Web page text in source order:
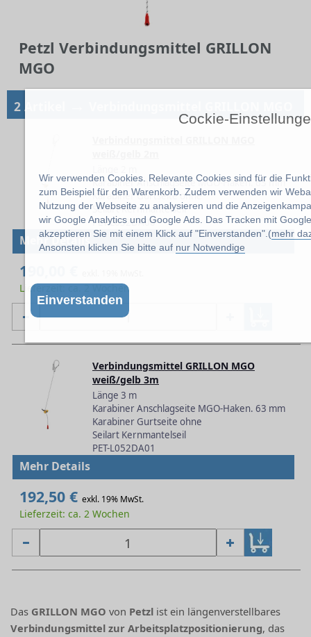
Cockie-
Wir verwenden Cookies. Relevante Cookies sind für die
zum Beispiel für den Warenkorb. Zudem verwenden wir
Nutzung der Webseite zu analysieren und die
wir Google Analytics und Google Ads. Das Tracken mit
akzeptieren Sie mit einem Klick auf "Einverstanden".(mehr
Ansonsten klicken Sie bitte auf nur Notwendige
Einverstanden
Petzl Verbindungsmittel GRILLON
MGO
2 Artikel
Karabiner Anschlagseite MGO-Haken. 63 mm
Karabiner Gurtseite ohne
Seilart Kernmantelseil
PET-L052DA00
Mehr Details
190,00 €
Lieferzeit: ca. 2 Wochen
Verbindungsmittel GRILLON MGO
weiß/gelb 3m
Länge 3 m
Karabiner Anschlagseite MGO-Haken. 63 mm
Karabiner Gurtseite ohne
Seilart Kernmantelseil
PET-L052DA01
Mehr Details
192,50 € exkl. 19% MwSt.
Lieferzeit: ca. 2 Wochen
Das GRILLON MGO von Petzl ist ein längenverstellbares
Verbindungsmittel zur Arbeitsplatzpositionierung, das